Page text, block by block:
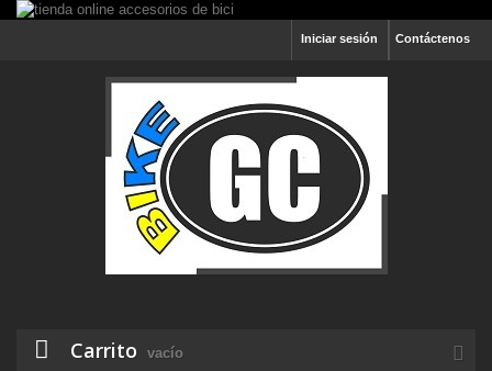
Contáctenos
Iniciar sesión
Carrito vacío